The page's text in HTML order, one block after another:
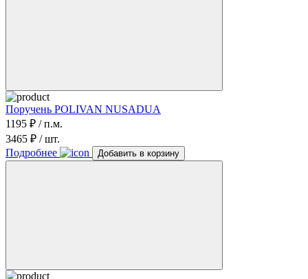
Поручень POLIVAN NUSADUA
1195 ₽ / п.м.
3465 ₽ / шт.
Подробнее
Добавить в корзину